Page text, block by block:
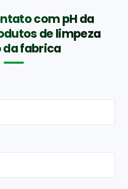
com pH da
de limpeza
da fabrica